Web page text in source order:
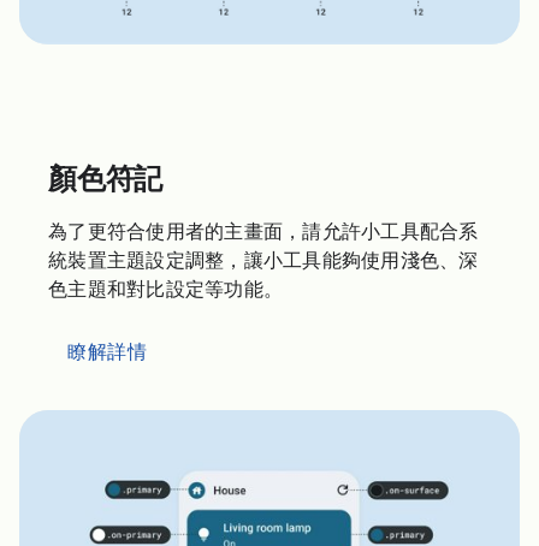
顏色符記
為了更符合使用者的主畫面，請允許小工具配合系
統裝置主題設定調整，讓小工具能夠使用淺色、深
色主題和對比設定等功能。
瞭解詳情